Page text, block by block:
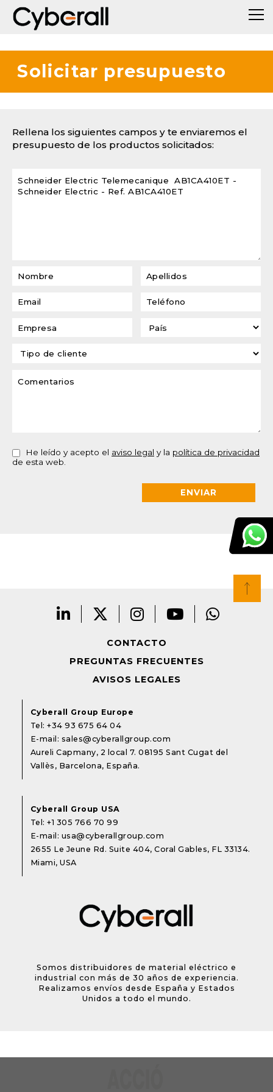
Solicitar presupuesto
Rellena los siguientes campos y te enviaremos el
presupuesto de los productos solicitados:
He leído y acepto el aviso legal y la política de privacidad
de esta web.
CONTACTO
PREGUNTAS FRECUENTES
AVISOS LEGALES
Cyberall Group Europe
Tel:+34 93 675 64 04
E-mail: sales@cyberallgroup.com
Aureli Capmany, 2 local 7. 08195 Sant Cugat del
Vallès, Barcelona, España.
Cyberall Group USA
Tel:+1 305 766 70 99
E-mail: usa@cyberallgroup.com
2655 Le Jeune Rd. Suite 404, Coral Gables, FL 33134.
Miami, USA
Somos distribuidores de material eléctrico e
industrial con más de 30 años de experiencia.
Realizamos envíos desde España y Estados
Unidos a todo el mundo.